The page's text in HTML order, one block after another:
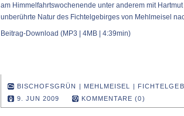
am Himmelfahrtswochenende unter anderem mit
unberührte Natur des Fichtelgebirges von Mehlmeisel
Beitrag-Download (MP3 | 4MB | 4:39min)
BISCHOFSGRÜN MEHLMEISEL
9. JUN 2009
KOMMENTARE (0)